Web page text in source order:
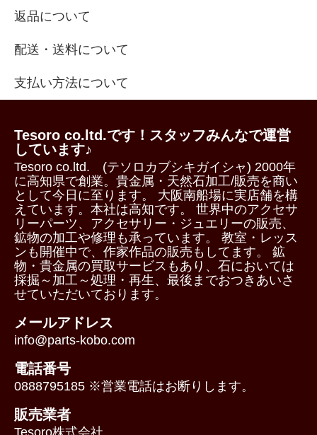
返品について
配送・送料について
支払い方法について
Tesoro co.ltd.です！スタッフみんなで運営
しています♪
Tesoro co.ltd. (テソロカブシキガイシャ) 2000年
に高知県で創業。貴金属・天然石加工/販売を商い
として今日に至ります。 大阪南船場に実店舗を構
えています。本社は高知です。 世界中のアクセサ
リーパーツ、アクセサリー・ジュエリーの販売、
鉱物の加工や修理も承っています。 教室・レッス
ンも開催中で、作家作品の販売もしてます。 鉱
物・貴金属の買取サービスもあり、石においては
採掘～加工～処理・再生、最後までおつきあいさ
せていただいております。
メールアドレス
info@parts-kobo.com
電話番号
0888795185 ※営業電話はお断りします。
販売業者